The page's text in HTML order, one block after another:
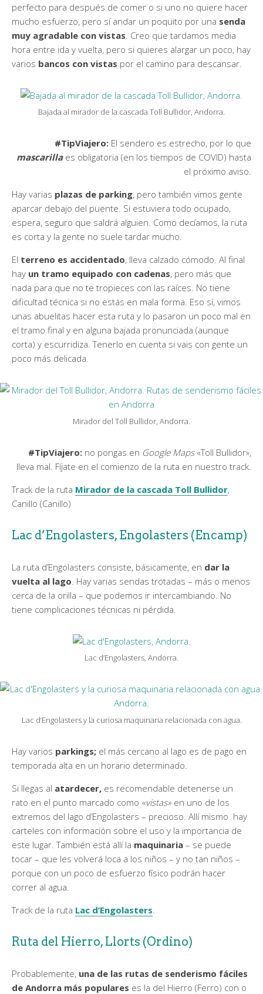
perfecto para después de comer o si uno no quiere hacer
mucho esfuerzo, pero sí andar un poquito por una senda
muy agradable con vistas . Creo que tardamos media
hora entre ida y vuelta, pero si quieres alargar un poco, hay
varios bancos con vistas por el camino para descansar.
Bajada al mirador de la cascada Toll Bullidor, Andorra.
#TipViajero: El sendero es estrecho, por lo que
mascarillaes obligatoria (en los tiempos de COVID) hasta
el próximo aviso.
Hay varias plazas de parking, pero también vimos gente
aparcar debajo del puente. Si estuviera todo ocupado,
espera, seguro que saldrá alguien. Como decíamos, la ruta
es corta y la gente no suele tardar mucho.
El terreno es accidentado, lleva calzado cómodo. Al final
hay un tramo equipado con cadenas, pero más que
nada para que no te tropieces con las raíces. No tiene
dificultad técnica si no estás en mala forma. Eso sí, vimos
unas abuelitas hacer esta ruta y lo pasaron un poco mal en
el tramo final y en alguna bajada pronunciada (aunque
corta) y escurridiza. Tenerlo en cuenta si vais con gente un
poco más delicada.
Mirador del Toll Bullidor, Andorra.
#TipViajero: no pongas en Google Maps«Toll Bullidor»,
lleva mal. Fíjate en el comienzo de la ruta en nuestro track.
Track de la ruta Mirador de la cascada Toll Bullidor,
Canillo (Canillo)
Lac d’Engolasters, Engolasters (Encamp)
La ruta d’Engolasters consiste, básicamente, en dar la
vuelta al lago . Hay varias sendas trotadas – más o menos
cerca de la orilla – que podemos ir intercambiando. No
tiene complicaciones técnicas ni pérdida.
Lac d’Engolasters, Andorra.
Lac d’Engolasters y la curiosa maquinaria relacionada con agua.
Hay varios parkings; el más cercano al lago es de pago en
temporada alta en un horario determinado.
Si llegas al atardecer, es recomendable detenerse un
rato en el punto marcado como «vistas» en uno de los
extremos del lago d’Engolasters – precioso. Allí mismo hay
carteles con información sobre el uso y la importancia de
este lugar. También está allí la maquinaria – se puede
tocar – que les volverá loca a los niños – y no tan niños –
porque con un poco de esfuerzo físico podrán hacer
correr al agua.
Track de la ruta Lac d’Engolasters
Ruta del Hierro, Llorts (Ordino)
Probablemente, una de las rutas de senderismo fáciles
de Andorra más populares es la del Hierro (Ferro) con o